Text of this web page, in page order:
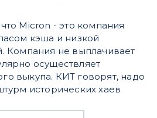
Micron - это компания
кэша и низкой
Компания не выплачивает
осуществляет
выкупа. КИТ говорят, надо
исторических хаев